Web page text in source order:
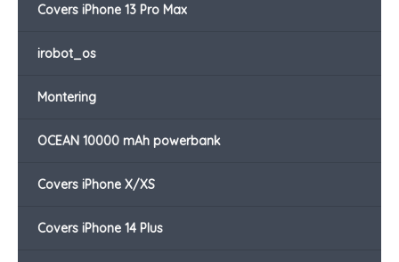
Covers iPhone 13 Pro Max
irobot_os
Montering
OCEAN 10000 mAh powerbank
Covers iPhone X/XS
Covers iPhone 14 Plus